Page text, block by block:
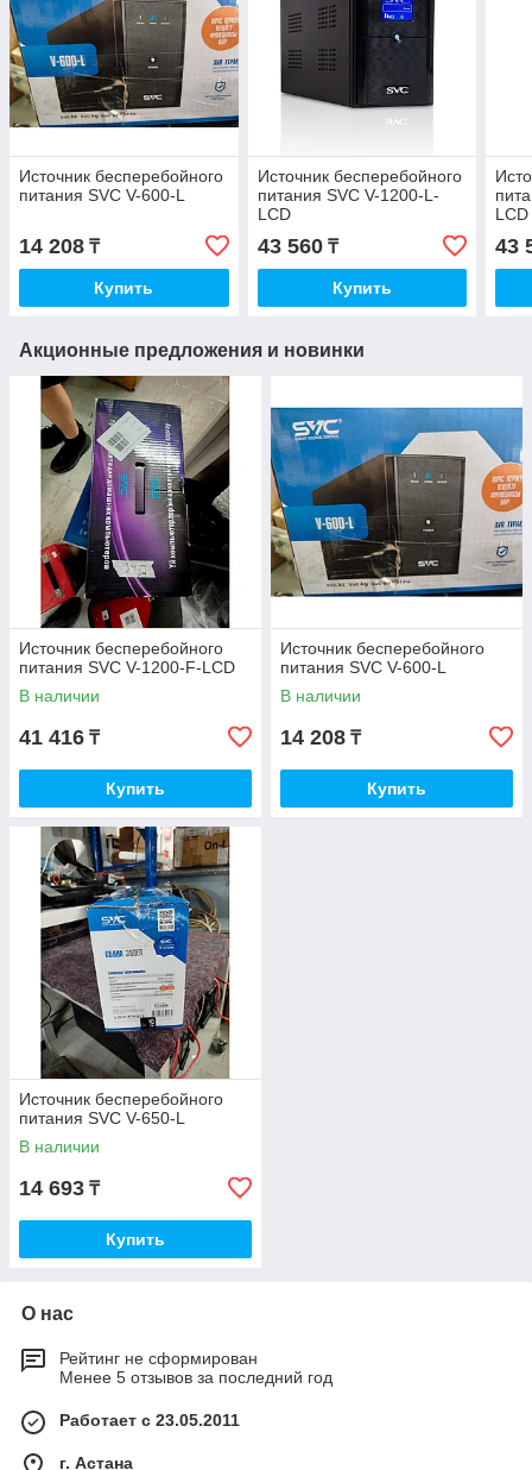
Источник бесперебойного
питания SVC V-600-L
14 208 ₸
Купить
Источник бесперебойного
питания SVC V-1200-L-
LCD
43 560₸
Купить
LCD
43
Акционные предложения и новинки
Источник бесперебойного
питания SVC V-1200-F-LCD
В наличии
41 416 ₸
Купить
Источник бесперебойного
питания SVC V-600-L
В наличии
14 208 ₸
Купить
Источник бесперебойного
питания SVC V-650-L
В наличии
14 693 ₸
Купить
О нас
Рейтинг не сформирован
Менее 5 отзывов за последний год
Работает с 23.05.2011
г. Астана